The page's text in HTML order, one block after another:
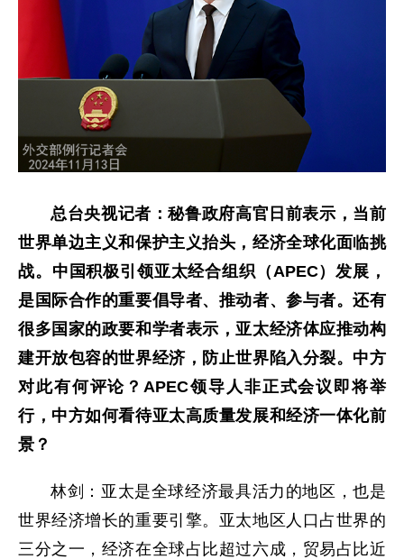
总台央视记者：秘鲁政府高官日前表示，当前
世界单边主义和保护主义抬头，经济全球化面临挑
战。中国积极引领亚太经合组织（ APEC）发展，
是国际合作的重要倡导者、推动者、参与者。还有
很多国家的政要和学者表示，亚太经济体应推动构
建开放包容的世界经济，防止世界陷入分裂。中方
对此有何评论？APEC领导人非正式会议即将举
行，中方如何看待亚太高质量发展和经济一体化前
景？
林剑：亚太是全球经济最具活力的地区，也是
世界经济增长的重要引擎。亚太地区人口占世界的
三分之一，经济在全球占比超过六成，贸易占比近